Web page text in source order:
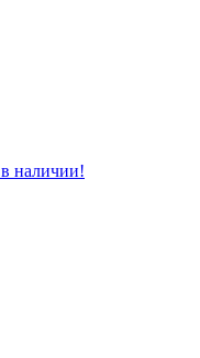
наличии!